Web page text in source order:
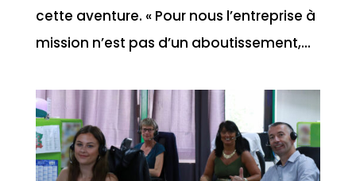
cette aventure. « Pour nous l’entreprise à
mission n’est pas d’un aboutissement,...